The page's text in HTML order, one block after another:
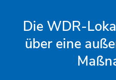
Die WDR-
über eine